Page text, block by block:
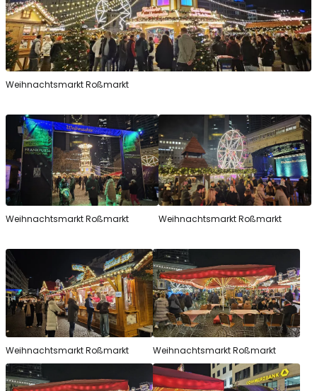
Weihnachtsmarkt Roßmarkt
Weihnachtsmarkt Roßmarkt Weihnachtsmarkt Roßmarkt
Weihnachtsmarkt Roßmarkt Weihnachtsmarkt Roßmarkt